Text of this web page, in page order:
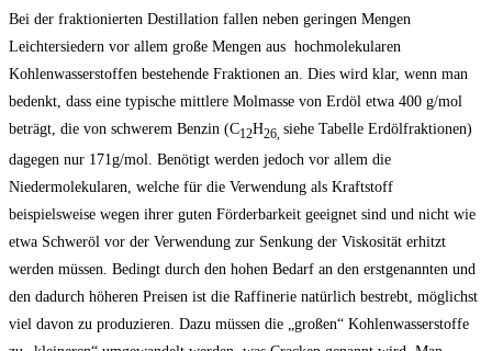
Bei der fraktionierten Destillation fallen neben geringen Mengen
Leichtersiedern vor allem große Mengen aus hochmolekularen
Kohlenwasserstoffen bestehende Fraktionen an. Dies wird klar, wenn man
bedenkt, dass eine typische mittlere Molmasse von Erdöl etwa 400 g/mol
beträgt, die von schwerem Benzin (C12H26, siehe Tabelle Erdölfraktionen)
dagegen nur 171g/mol. Benötigt werden jedoch vor allem die
Niedermolekularen, welche für die Verwendung als Kraftstoff
beispielsweise wegen ihrer guten Förderbarkeit geeignet sind und nicht wie
etwa Schweröl vor der Verwendung zur Senkung der Viskosität erhitzt
werden müssen. Bedingt durch den hohen Bedarf an den erstgenannten und
den dadurch höheren Preisen ist die Raffinerie natürlich bestrebt, möglichst
viel davon zu produzieren. Dazu müssen die „großen“ Kohlenwasserstoffe